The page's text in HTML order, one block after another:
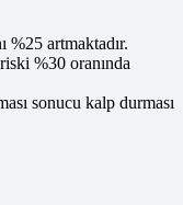
%25 artmaktadır.
%30 oranında
sonucu kalp durması